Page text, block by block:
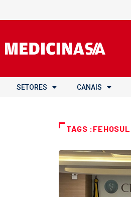
SETORES CANAIS
TAGS :FEHOSUL